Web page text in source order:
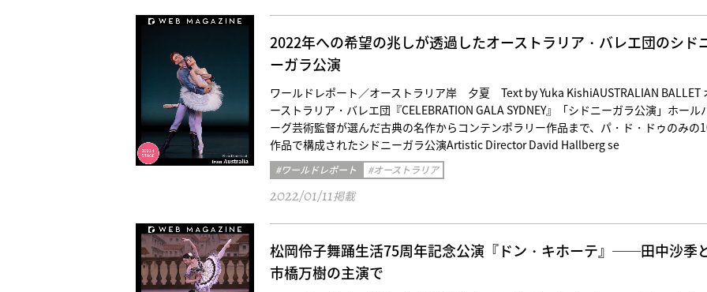
2022年への希望の兆しが透過したオーストラリア・バレエ団のシド
ーガラ公演
ワールドレポート／オーストラリア岸 夕夏 Text by Yuka KishiAUSTRALIAN BALLET
ーストラリア・バレエ団『CELEBRATION GALA SYDNEY』「シドニーガラ公演」ホール
ーグ芸術監督が選んだ古典の名作からコンテンポラリー作品まで、パ・ド・ドゥのみの
作品で構成されたシドニーガラ公演Artistic Director David Hallberg se
#ワールドレポート #オーストラリア
2022/01/11掲載
松岡伶子舞踊生活75周年記念公演『ドン・キホーテ』──田中沙季
市橋万樹の主演で